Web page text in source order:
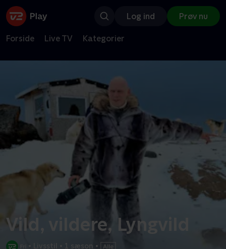
Log ind Prøv nu
Forside Live TV Kategorier
Vild, vildere, Lyngvild
• Livsstil • 1 sæson •